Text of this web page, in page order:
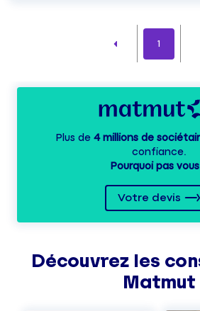
1
Plus de 4 millions de
confiance.
Pourquoi pas
Votre devis
Découvrez les
Matmut